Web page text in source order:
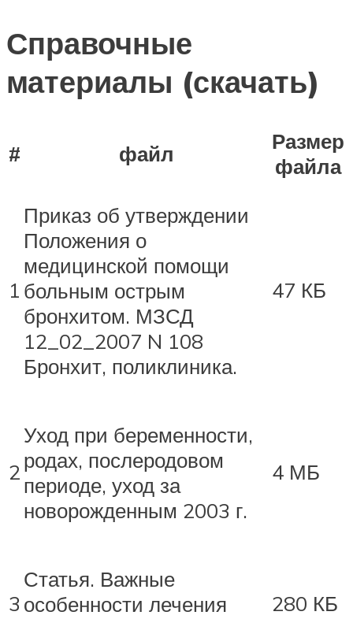
Справочные
материалы (скачать)
# файл
Размер
файла
1
Приказ об утверждении
Положения о
медицинской помощи
больным острым
бронхитом. МЗСД
12_02_2007 N 108
Бронхит, поликлиника.
47 КБ
2
Уход при беременности,
родах, послеродовом
периоде, уход за
новорожденным 2003 г.
4 МБ
3
Статья. Важные
особенности лечения
280 КБ